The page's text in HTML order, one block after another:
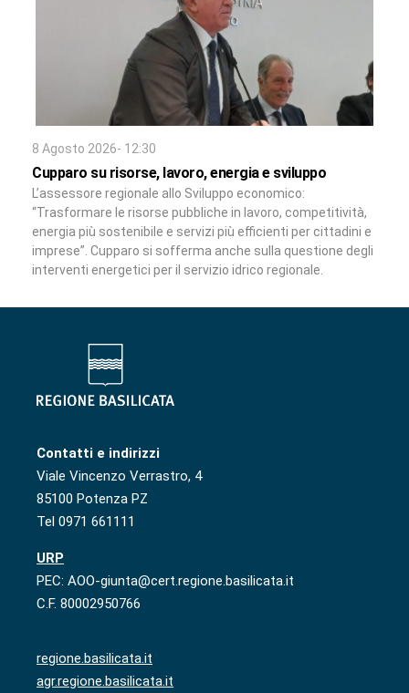
8 Agosto 2026- 12:30
Cupparo su risorse, lavoro, energia e sviluppo
L’assessore regionale allo Sviluppo economico:
“Trasformare le risorse pubbliche in lavoro, competitività,
energia più sostenibile e servizi più efficienti per cittadini e
imprese”. Cupparo si sofferma anche sulla questione degli
interventi energetici per il servizio idrico regionale.
Contatti e indirizzi
Viale Vincenzo Verrastro, 4
85100 Potenza PZ
Tel 0971 661111
URP
PEC: AOO-giunta@cert.regione.basilicata.it
C.F. 80002950766
regione.basilicata.it
agr.regione.basilicata.it